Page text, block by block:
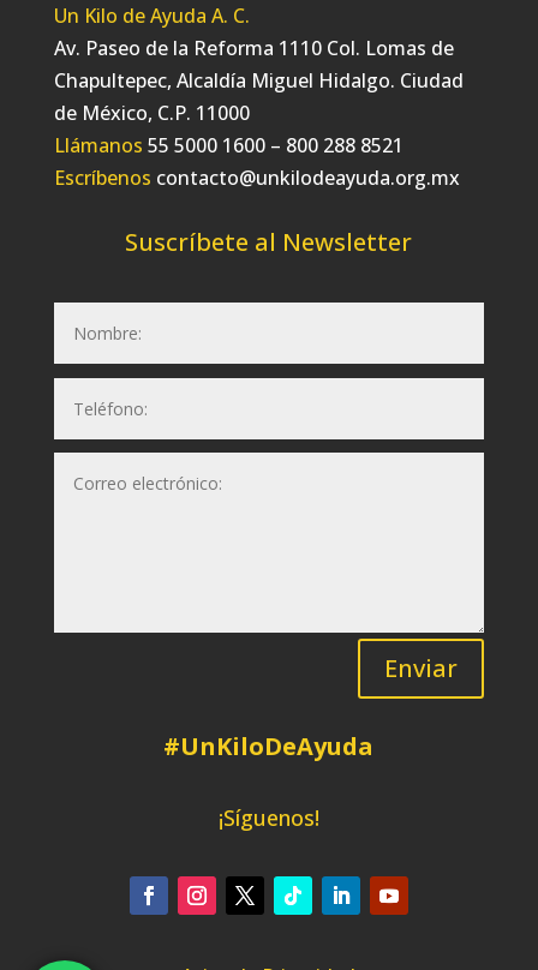
Un Kilo de Ayuda A. C.
Av. Paseo de la Reforma 1110 Col. Lomas de
Chapultepec, Alcaldía Miguel Hidalgo. Ciudad
de México, C.P. 11000
Llámanos 55 5000 1600 – 800 288 8521
Escríbenos contacto@unkilodeayuda.org.mx
Suscríbete al Newsletter
Enviar
#UnKiloDeAyuda
¡Síguenos!